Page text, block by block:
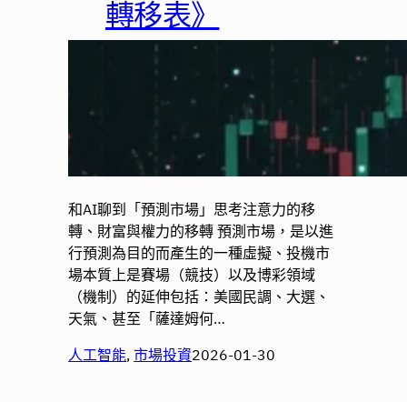
轉移表》
和AI聊到「預測市場」思考注意力的移
轉、財富與權力的移轉 預測市場，是以進
行預測為目的而產生的一種虛擬、投機市
場本質上是賽場（競技）以及博彩領域
（機制）的延伸包括：美國民調、大選、
天氣、甚至「薩達姆何…
人工智能, 市場投資2026-01-30